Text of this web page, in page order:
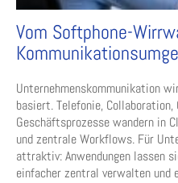
Vom Softphone-
Unternehmenskommunikation
basiert. Telefonie,
Geschäftsprozesse wandern in
und zentrale Workflows. Für
attraktiv: Anwendungen lassen
einfacher zentral verwalten und